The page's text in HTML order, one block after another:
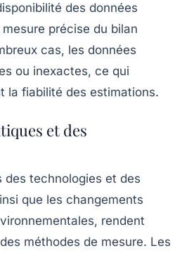
des données
précise du bilan
cas, les données
ou inexactes, ce qui
la fiabilité des estimations.
et des
des technologies et des
que les changements
rendent
méthodes de mesure. Les